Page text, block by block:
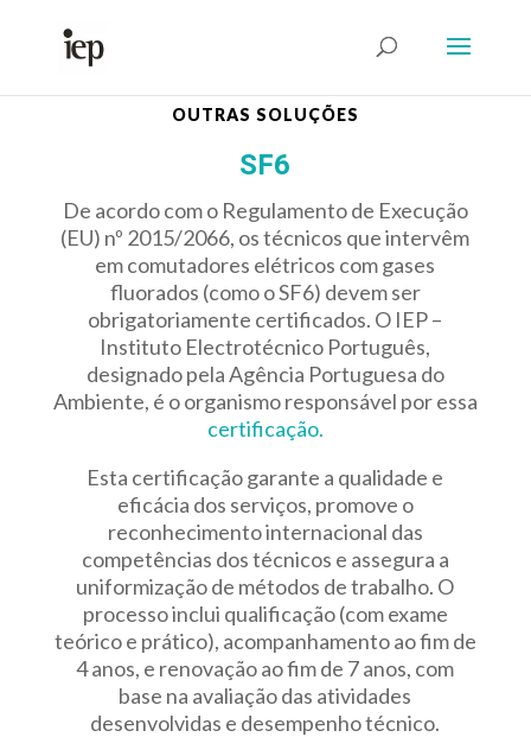
OUTRAS SOLUÇÕES
SF6
De acordo com o Regulamento de Execução
(EU) nº 2015/2066, os técnicos que intervêm
em comutadores elétricos com gases
fluorados (como o SF6) devem ser
obrigatoriamente certificados. O IEP –
Instituto Electrotécnico Português,
designado pela Agência Portuguesa do
Ambiente, é o organismo responsável por essa
certificação.
Esta certificação garante a qualidade e
eficácia dos serviços, promove o
reconhecimento internacional das
competências dos técnicos e assegura a
uniformização de métodos de trabalho. O
processo inclui qualificação (com exame
teórico e prático), acompanhamento ao fim de
4 anos, e renovação ao fim de 7 anos, com
base na avaliação das atividades
desenvolvidas e desempenho técnico.